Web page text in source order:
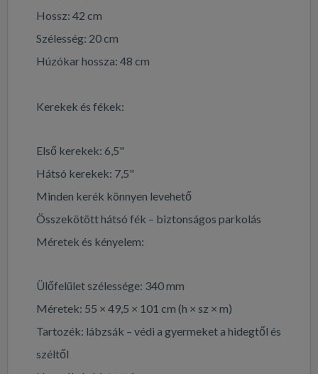
Hossz: 42 cm
Szélesség: 20 cm
Húzókar hossza: 48 cm
Kerekek és fékek:
Első kerekek: 6,5"
Hátsó kerekek: 7,5"
Minden kerék könnyen levehető
Összekötött hátsó fék – biztonságos parkolás
Méretek és kényelem:
Ülőfelület szélessége: 340 mm
Méretek: 55 × 49,5 × 101 cm (h × sz × m)
Tartozék: lábzsák – védi a gyermeket a hidegtől és
széltől